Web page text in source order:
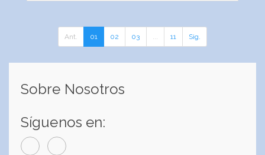
Ant. 01 02 03 ... 11 Sig.
Sobre Nosotros
Síguenos en: